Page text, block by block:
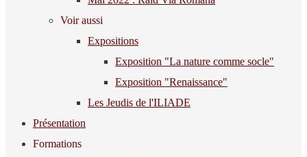
Voir aussi
Expositions
Exposition "La nature comme socle"
Exposition "Renaissance"
Les Jeudis de l'ILIADE
Présentation
Formations